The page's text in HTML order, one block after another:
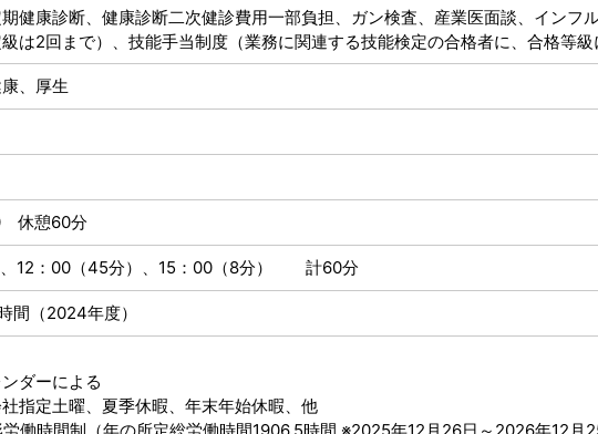
健康診断、健康診断二次健診費用一部負担、ガン検査、産業医面談、インフ
は2回まで）、技能手当制度（業務に関連する技能検定の合格者に、合格等
、厚生
休憩60分
、12：00（45分）、15：00（8分） 計60分
（2024年度）
ダーによる
指定土曜、夏季休暇、年末年始休暇、他
労働時間制（年の所定総労働時間1906.5時間 ※2025年12月26日～2026年12月